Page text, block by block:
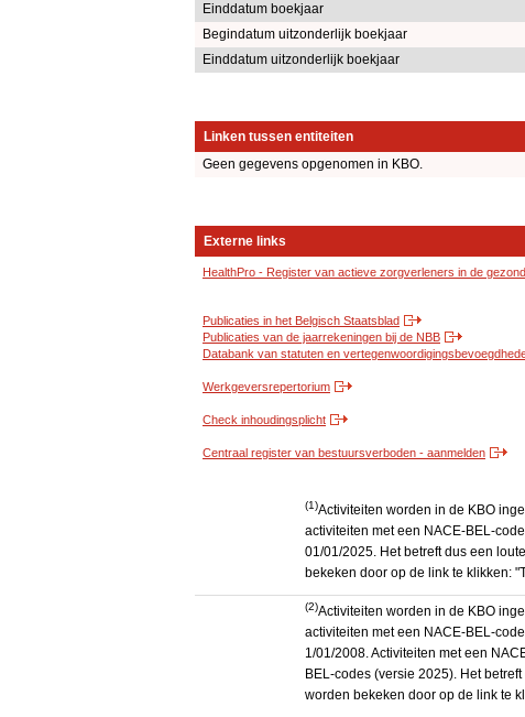
Einddatum boekjaar
Begindatum uitzonderlijk boekjaar
Einddatum uitzonderlijk boekjaar
Linken tussen entiteiten
Geen gegevens opgenomen in KBO.
Externe links
HealthPro - Register van actieve zorgverleners in de
Publicaties in het Belgisch Staatsblad
Publicaties van de jaarrekeningen bij de NBB
Databank van statuten en
Werkgeversrepertorium
Check inhoudingsplicht
Centraal register van bestuursverboden - aanmelden
(1)Activiteiten worden in de KBO
activiteiten met een NACE-BEL-
01/01/2025. Het betreft dus een
bekeken door op de link te klikken:
(2)Activiteiten worden in de KBO
activiteiten met een NACE-BEL-
1/01/2008. Activiteiten met een
BEL-codes (versie 2025). Het
worden bekeken door op de link te